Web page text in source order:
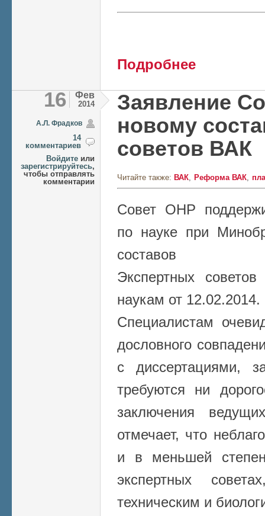
Подробнее
16 Фев
2014
А.Л. Фрадков
14
комментариев
Войдите или
зарегистрируйтесь,
чтобы отправлять
комментарии
Заявление
новому
советов ВАК
Читайте также: ВАК Реформа ВАК
Совет ОНР
по науке при
составов
Экспертных
наукам от 12.02.2014.
Специалистам
дословного
с диссертациями,
требуются ни
заключения
отмечает, что
и в меньшей
экспертных
техническим и